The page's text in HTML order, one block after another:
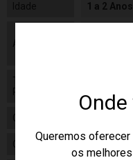
Queremos
os
Idade 1 a 2 Anos
Aviso
Tamanho
Produto
Gênero
Categoria